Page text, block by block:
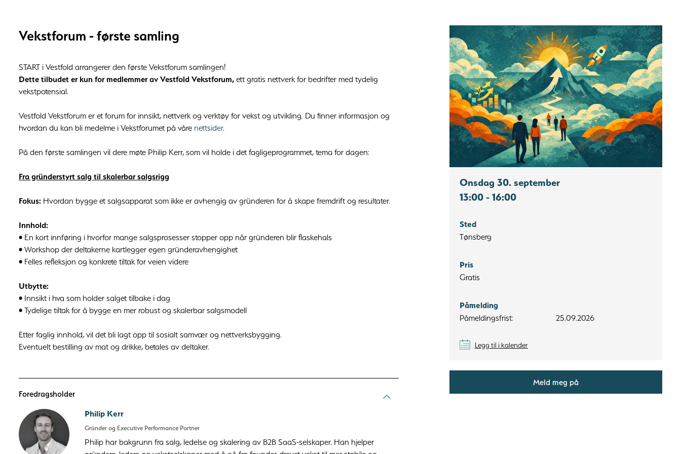
Onsdag 30. september
13:00 - 16:00
Sted
Tønsberg
Pris
Gratis
Påmelding
Påmeldingsfrist:
25.09.2026
Legg til i kalender
Meld meg på
Vekstforum - første samling
START i Vestfold arrangerer den første Vekstforum samlingen!
Dette tilbudet er kun for medlemmer av Vestfold Vekstforum, ett gratis nettverk for bedrifter med tydelig
vekstpotensial.
Vestfold Vekstforum er et forum for innsikt, nettverk og verktøy for vekst og utvikling. Du finner informasjon og
hvordan du kan bli medelme i Vekstforumet på våre nettsider.
På den første samlingen vil dere møte Philip Kerr, som vil holde i det fagligeprogrammet, tema for dagen:
Fra gründerstyrt salg til skalerbar salgsrigg
Fokus: Hvordan bygge et salgsapparat som ikke er avhengig av gründeren for å skape fremdrift og resultater.
Innhold:
• En kort innføring i hvorfor mange salgsprosesser stopper opp når gründeren blir flaskehals
• Workshop der deltakerne kartlegger egen gründeravhengighet
• Felles refleksjon og konkrete tiltak for veien videre
Utbytte:
• Innsikt i hva som holder salget tilbake i dag
• Tydelige tiltak for å bygge en mer robust og skalerbar salgsmodell
Etter faglig innhold, vil det bli lagt opp til sosialt samvær og nettverksbygging.
Eventuelt bestilling av mat og drikke, betales av deltaker.
Foredragsholder
Philip Kerr
Gründer og Executive Performance Partner
Philip har bakgrunn fra salg, ledelse og skalering av B2B SaaS-selskaper. Han hjelper